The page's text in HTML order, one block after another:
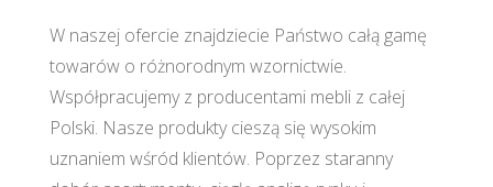
W naszej ofercie znajdziecie Państwo całą gamę
towarów o różnorodnym wzornictwie.
Współpracujemy z producentami mebli z całej
Polski. Nasze produkty cieszą się wysokim
uznaniem wśród klientów. Poprzez staranny